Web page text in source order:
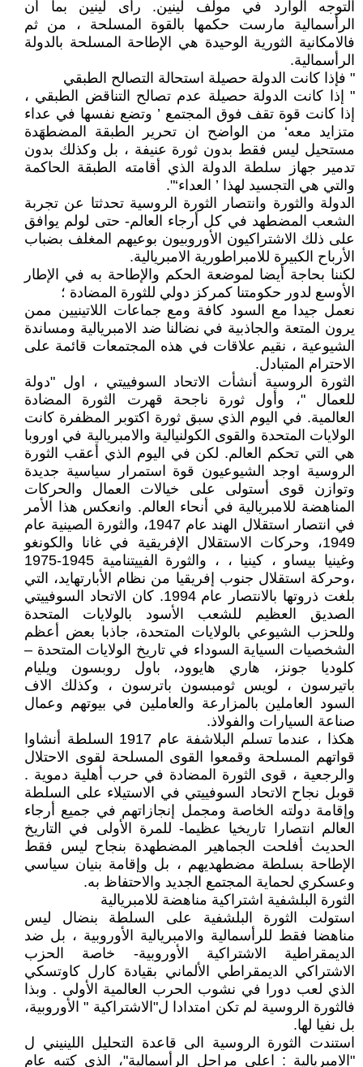
التوجه الوارد في مولف لينين. رأى لينين بما أن
الرأسمالية مارست حكمها بالقوة المسلحة ، من ثم
فالامكانية الثورية الوحيدة هي الإطاحة المسلحة بالدولة
الرأسمالية.
" فإذا كانت الدولة حصيلة استحالة التصالح الطبقي
" إذا كانت الدولة حصيلة عدم تصالح التناقض الطبقي ،
إذا كانت قوة تقف فوق المجتمع ’ وتضع نفسها في عداء
متزايد معه‘ من الواضح ان تحرير الطبقة المضطهَدة
مستحيل ليس فقط بدون ثورة عنيفة ، بل وكذلك بدون
تدمير جهاز سلطة الدولة الذي أقامته الطبقة الحاكمة
والتي هي التجسيد لهذا ’ العداء‘".
الدولة والثورة وانتصار الثورة الروسية تحدثتا عن تجربة
الشعب المضطهد في كل أرجاء العالم- حتى لولم يوافق
على ذلك الاشتراكيون الأوروبيون بوعيهم المغلف بضباب
الأرباح الكبيرة للامبراطورية الامبريالية.
لكننا بحاجة أيضا لموضعة الحكم والإطاحة به في الإطار
الأوسع لدور حكومتنا كمركز دولي للثورة المضادة ؛
نعمل جيدا مع السود كافة ومع جماعات اللاتينيين ممن
يرون المتعة والجاذبية في نضالنا ضد الامبريالية ومساندة
الشيوعية ، نقيم علاقات في هذه المجتمعات قائمة على
الاحترام المتبادل.
الثورة الروسية أنشأت الاتحاد السوفييتي ، اول "دولة
للعمال "، وأول ثورة ناجحة قهرت الثورة المضادة
العالمية. في اليوم الذي سبق ثورة اكتوبر المظفرة كانت
الولايات المتحدة والقوى الكولنيالية والامبريالية في اوروبا
هي التي تحكم العالم. لكن في اليوم الذي أعقب الثورة
الروسية اوجد الشيوعيون قوة استمرار سياسية جديدة
وتوازن قوى أستولى على خيالات العمال والحركات
المناهضة للامبريالية في أنحاء العالم. وانعكس هذا الأمر
في انتصار استقلال الهند عام 1947، والثورة الصينية عام
1949، وحركات الاستقلال الإفريقية في غانا والكونغو
وغينيا بيساو ، كينيا ، ، والثورة الفييتنامية 1945-1975
،وحركة استقلال جنوب إفريقيا من نظام الأبارتهايد، التي
بلغت ذروتها بالانتصار عام 1994. كان الاتحاد السوفييتي
الصديق العظيم للشعب الأسود بالولايات المتحدة
وللحزب الشيوعي بالولايات المتحدة، جاذبا بعض أعظم
الشخصيات السياية السوداء في تاريخ الولايات المتحدة –
كلوديا جونز، هاري هايوود، باول روبسون ويليام
باتيرسون ، لويس ثومبسون باترسون ، وكذلك الاف
السود العاملين بالمزارعة والعاملين في بيوتهم وعمال
صناعة السيارات والفولاذ.
هكذا ، عندما تسلم البلاشفة عام 1917 السلطة أنشاوا
قواتهم المسلحة وقمعوا القوى المسلحة لقوى الاحتلال
والرجعية ، قوى الثورة المضادة في حرب أهلية دموية .
قوبل نجاح الاتحاد السوفييتي في الاستيلاء على السلطة
وإقامة دولته الخاصة ومجمل إنجازاتهم في جميع أرجاء
العالم انتصارا تاريخيا عظيما- للمرة الأولى في التاريخ
الحديث أفلحت الجماهير المضطهدة بنجاح ليس فقط
الإطاحة بسلطة مضطهديهم ، بل وإقامة بنيان سياسي
وعسكري لحماية المجتمع الجديد والاحتفاظ به.
الثورة البلشفية اشتراكية مناهضة للامبريالية
استولت الثورة البلشفية على السلطة بنضال ليس
مناهضا فقط للرأسمالية والامبريالية الأوروبية ، بل ضد
الديمقراطية الاشتراكية الأوروبية- خاصة الحزب
الاشتراكي الديمقراطي الألماني بقيادة كارل كاوتسكي
الذي لعب دورا في نشوب الحرب العالمية الأولى . وبذا
فالثورة الروسية لم تكن امتدادا ل"الاشتراكية " الأوروبية،
بل نفيا لها.
استندت الثورة الروسية الى قاعدة التحليل اللينيني ل
"الامبريالية : اعلى مراحل الرأسمالية"، الذي كتبه عام